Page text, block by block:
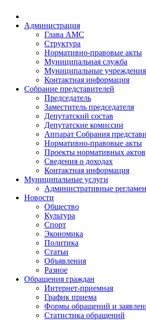
Администрация
Глава АМС
Структура
Нормативно-правовые акты
Муниципальная служба
Муниципальные учреждения
Контактная информация
Собрание представителей
Председатель
Заместитель председателя
Депутатский состав
Депутатские комиссии
Аппарат Собрания
Нормативно-правовые акты
Проекты нормативных актов
Сведения о доходах
Контактная информация
Муниципальные услуги
Административные
Новости
Общество
Культура
Спорт
Экономика
Политика
Статьи
Объявления
Разное
Обращения граждан
Интернет-приемная
График приема
Формы обращений и
Статистика обращений